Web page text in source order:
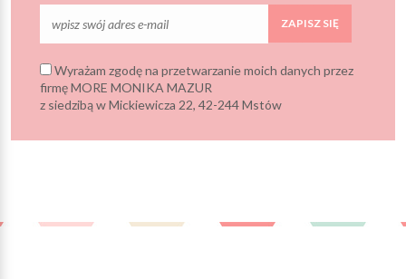
ZAPISZ SIĘ
Wyrażam zgodę na przetwarzanie moich danych przez
firmę MORE MONIKA MAZUR
z siedzibą w Mickiewicza 22, 42-244 Mstów